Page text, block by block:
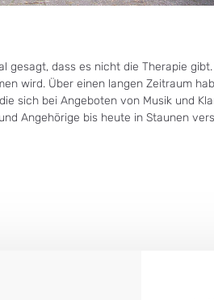
gesagt, dass es nicht die Therapie
wird. Über einen langen Zeitraum
sich bei Angeboten von Musik und
Angehörige bis heute in Staunen